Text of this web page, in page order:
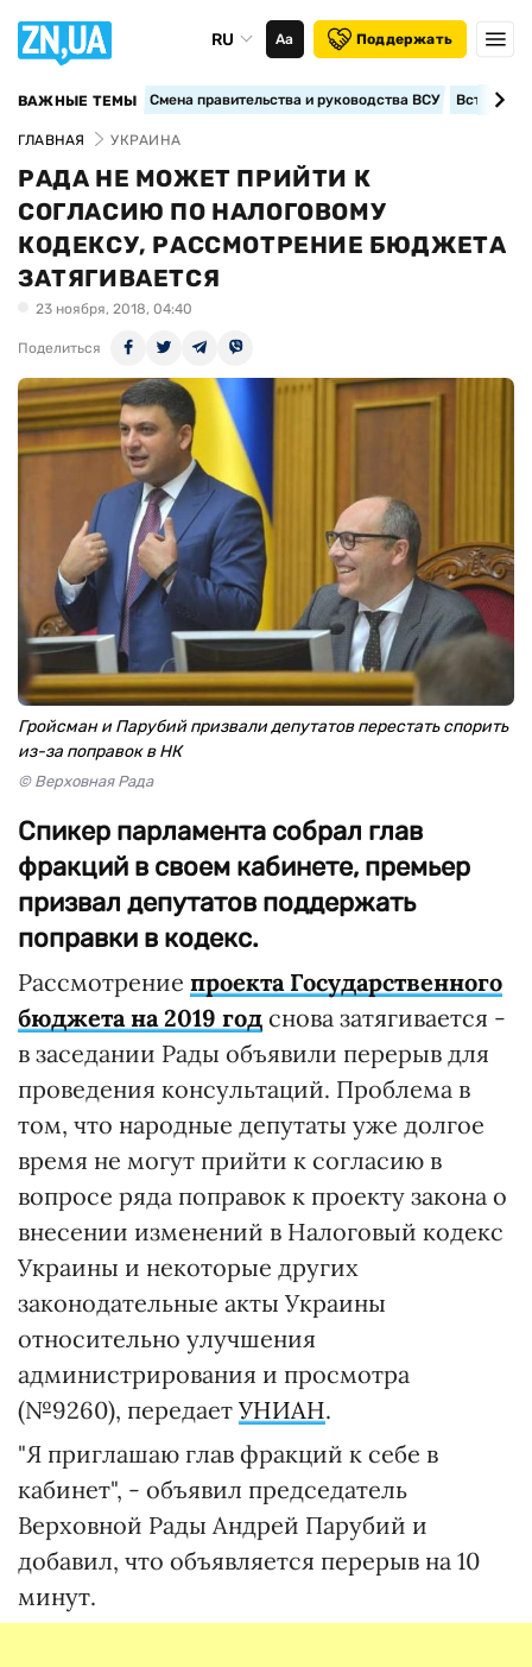
RU Аа Поддержать
ВАЖНЫЕ ТЕМЫ Смена правительства и руководства ВСУ
ГЛАВНАЯ УКРАИНА
РАДА НЕ МОЖЕТ ПРИЙТИ К
СОГЛАСИЮ ПО НАЛОГОВОМУ
КОДЕКСУ, РАССМОТРЕНИЕ БЮДЖЕТА
ЗАТЯГИВАЕТСЯ
23 ноября, 2018, 04:40
Поделиться
Гройсман и Парубий призвали депутатов перестать спорить
из-за поправок в НК
© Верховная Рада
Спикер парламента собрал глав
фракций в своем кабинете, премьер
призвал депутатов поддержать
поправки в кодекс.
Рассмотрение проекта Государственного
бюджета на 2019 год снова затягивается -
в заседании Рады объявили перерыв для
проведения консультаций. Проблема в
том, что народные депутаты уже долгое
время не могут прийти к согласию в
вопросе ряда поправок к проекту закона о
внесении изменений в Налоговый кодекс
Украины и некоторые других
законодательные акты Украины
относительно улучшения
администрирования и просмотра
(№9260), передает УНИАН.
"Я приглашаю глав фракций к себе в
кабинет", - объявил председатель
Верховной Рады Андрей Парубий и
добавил, что объявляется перерыв на 10
минут.